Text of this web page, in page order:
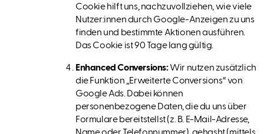
Cookie hilft uns, nachzuvollziehen, wie viele
Nutzer:innen durch Google-Anzeigen zu uns
finden und bestimmte Aktionen ausführen.
Das Cookie ist 90 Tage lang gültig.
Enhanced Conversions:Wir nutzen zusätzlich
die Funktion „Erweiterte Conversions“ von
Google Ads. Dabei können
personenbezogene Daten, die du uns über
Formulare bereitstellst (z. B. E-Mail-Adresse,